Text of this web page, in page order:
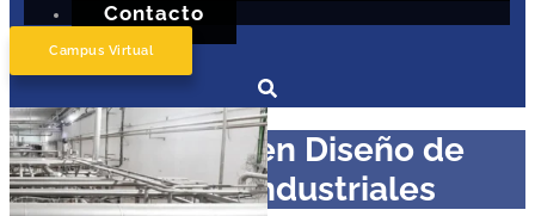
Contacto
Campus Virtual
Diplomado en Diseño de
Tuberías Industriales